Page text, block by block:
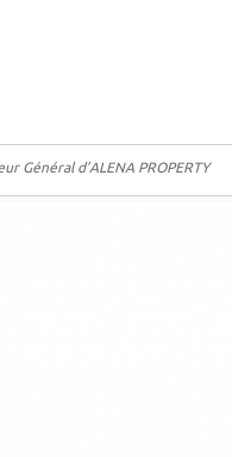
Général d’ALENA PROPERTY